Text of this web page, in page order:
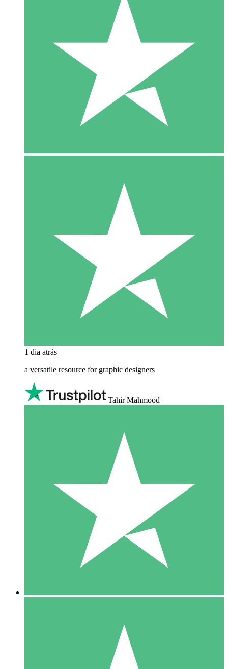
1 dia atrás
a versatile resource for graphic designers
Tahir Mahmood